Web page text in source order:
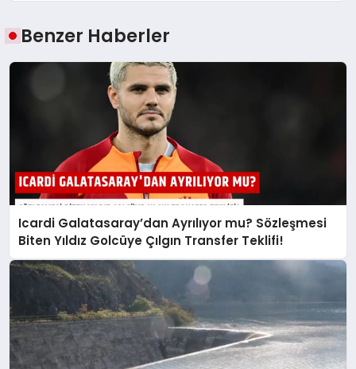
Benzer Haberler
Icardi Galatasaray’dan Ayrılıyor mu? Sözleşmesi
Biten Yıldız Golcüye Çılgın Transfer Teklifi!